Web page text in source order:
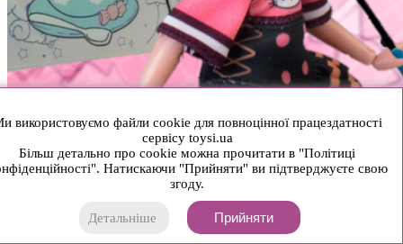
використовуємо файли cookie для повноцінної працездатності
сервісу toysi.ua
Більш детально про cookie можна прочитати в "Політиці
Натискаючи "Прийняти" ви підтверджуєте свою
згоду.
Детальніше Прийняти